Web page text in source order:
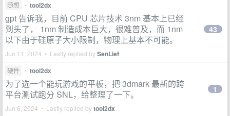
随想 • tool2dx
gpt 告诉我，目前 CPU 芯片技术 3nm 基本上已经
到头了， 1nm 制造成本巨大，很难普及，而 1nm
以下由于硅原子大小限制，物理上基本不可能。
Jun 11, 2024 • Lastly replied bySenLief
43
硬件 • tool2dx
为了选一个能玩游戏的平板，把 3dmark 最新的跨
平台测试跑分 SNL，给整理了一下。
Jun 6, 2024 • Lastly replied bytool2dx
1